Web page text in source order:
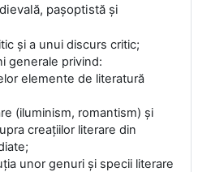
pașoptistă și
și a unui discurs critic;
generale privind:
elemente de literatură
(iluminism, romantism) și
creațiilor literare din
unor genuri și specii literare